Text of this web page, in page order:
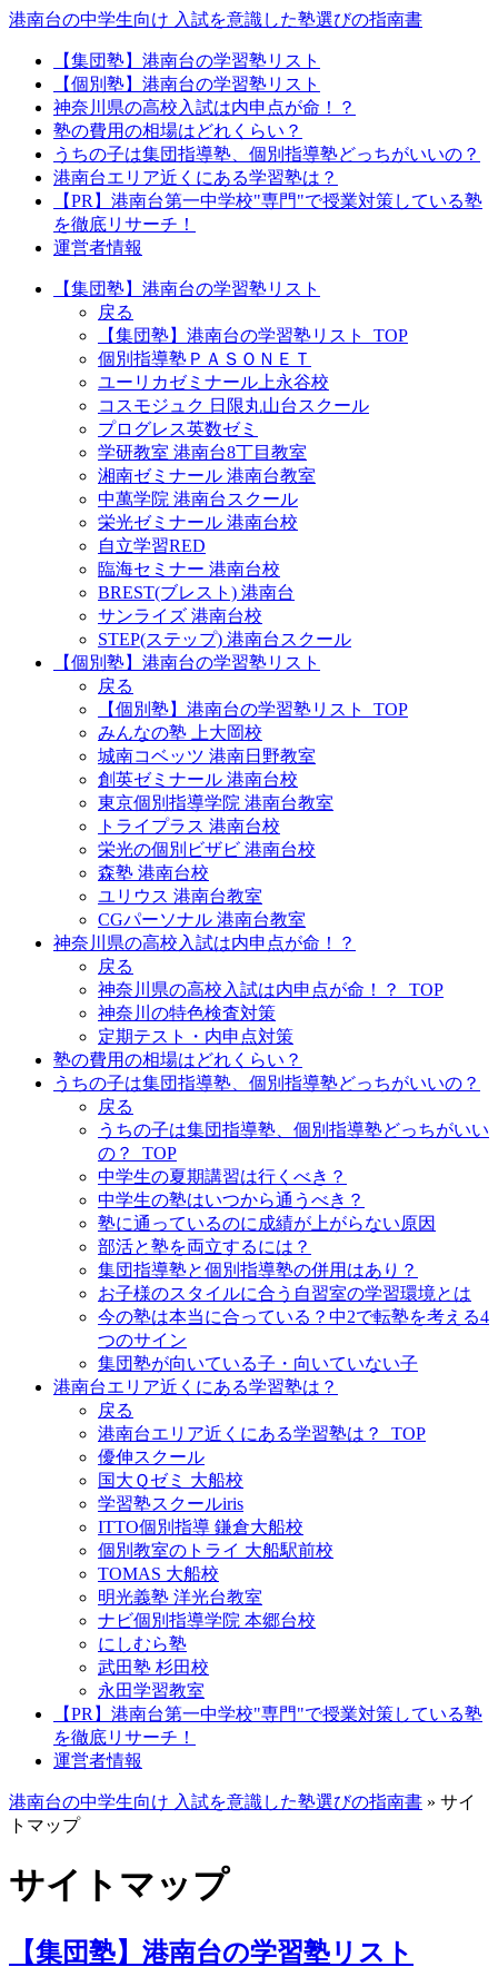
港南台の中学生向け 入試を意識した塾選びの指南書
【集団塾】港南台の学習塾リスト
【個別塾】港南台の学習塾リスト
神奈川県の高校入試は内申点が命！？
塾の費用の相場はどれくらい？
うちの子は集団指導塾、個別指導塾どっちがいいの？
港南台エリア近くにある学習塾は？
【PR】港南台第一中学校"専門"で授業対策している塾
を徹底リサーチ！
運営者情報
【集団塾】港南台の学習塾リスト
戻る
【集団塾】港南台の学習塾リスト_TOP
個別指導塾ＰＡＳＯＮＥＴ
ユーリカゼミナール上永谷校
コスモジュク 日限丸山台スクール
プログレス英数ゼミ
学研教室 港南台8丁目教室
湘南ゼミナール 港南台教室
中萬学院 港南台スクール
栄光ゼミナール 港南台校
自立学習RED
臨海セミナー 港南台校
BREST(ブレスト) 港南台
サンライズ 港南台校
STEP(ステップ) 港南台スクール
【個別塾】港南台の学習塾リスト
戻る
【個別塾】港南台の学習塾リスト_TOP
みんなの塾 上大岡校
城南コベッツ 港南日野教室
創英ゼミナール 港南台校
東京個別指導学院 港南台教室
トライプラス 港南台校
栄光の個別ビザビ 港南台校
森塾 港南台校
ユリウス 港南台教室
CGパーソナル 港南台教室
神奈川県の高校入試は内申点が命！？
戻る
神奈川県の高校入試は内申点が命！？_TOP
神奈川の特色検査対策
定期テスト・内申点対策
塾の費用の相場はどれくらい？
うちの子は集団指導塾、個別指導塾どっちがいいの？
戻る
うちの子は集団指導塾、個別指導塾どっちがいい
の？_TOP
中学生の夏期講習は行くべき？
中学生の塾はいつから通うべき？
塾に通っているのに成績が上がらない原因
部活と塾を両立するには？
集団指導塾と個別指導塾の併用はあり？
お子様のスタイルに合う自習室の学習環境とは
今の塾は本当に合っている？中2で転塾を考える4
つのサイン
集団塾が向いている子・向いていない子
港南台エリア近くにある学習塾は？
戻る
港南台エリア近くにある学習塾は？_TOP
優伸スクール
国大Ｑゼミ 大船校
学習塾スクールiris
ITTO個別指導 鎌倉大船校
個別教室のトライ 大船駅前校
TOMAS 大船校
明光義塾 洋光台教室
ナビ個別指導学院 本郷台校
にしむら塾
武田塾 杉田校
永田学習教室
【PR】港南台第一中学校"専門"で授業対策している塾
を徹底リサーチ！
運営者情報
港南台の中学生向け 入試を意識した塾選びの指南書 » サイ
トマップ
サイトマップ
【集団塾】港南台の学習塾リスト